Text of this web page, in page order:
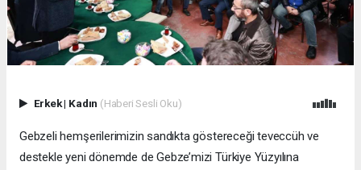
Erkek| Kadın (Haberi Sesli Oku)
Gebzeli hemşerilerimizin sandıkta göstereceği teveccüh ve
destekle yeni dönemde de Gebze’mizi Türkiye Yüzyılına